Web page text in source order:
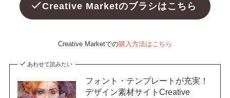
Creative Marketのブラシはこちら
Creative Marketでの購入方法はこちら
あわせて読みたい
フォント・テンプレートが充実！
デザイン素材サイトCreative